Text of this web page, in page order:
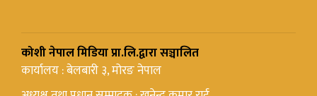
कोशी नेपाल मिडिया प्रा.लि.द्वारा सञ्चालित
कार्यालय : बेलबारी ३, मोरङ नेपाल